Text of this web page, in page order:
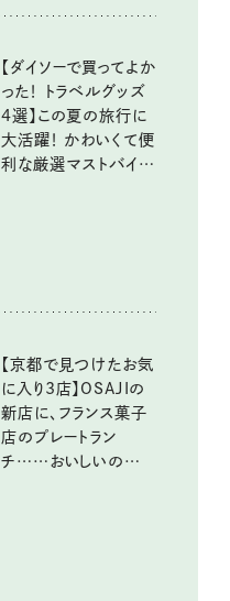
【ダイソーで買ってよか
った！ トラベルグッズ
4選】この夏の旅行に
大活躍！ かわいくて便
利な厳選マストバイア
【京都で見つけたお気
に入り3店】OSAJIの
新店に、フランス菓子
店のプレートラン
チ……おいしいのんび